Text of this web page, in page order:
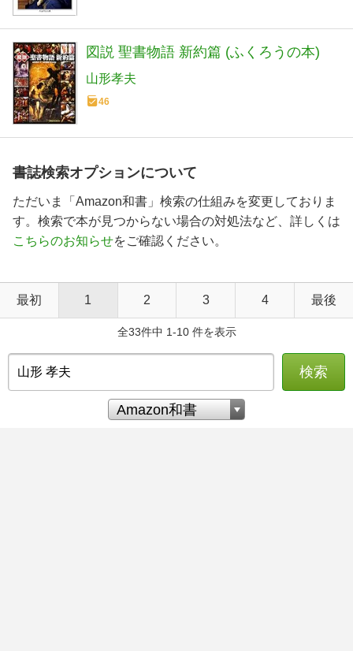
図説 聖書物語 新約篇 (ふくろうの本)
山形孝夫
46
書誌検索オプションについて
ただいま「Amazon和書」検索の仕組みを変更しておりま
す。検索で本が見つからない場合の対処法など、詳しくは
こちらのお知らせをご確認ください。
最初 1 2 3 4 最後
全33件中 1-10 件を表示
検索